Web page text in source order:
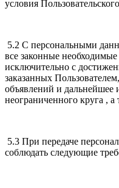
условия
5.2 С персональными
все законные
исключительно с
заказанных
объявлений и дальнейшее
неограниченного круга ,
5.3 При передаче
соблюдать следующие